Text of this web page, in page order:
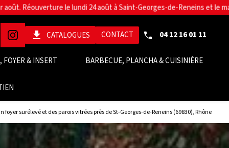
get_app CATALOGUES CONTACT 04 12 16 01 11
FOYER & INSERT BARBECUE, PLANCHA & CUISINIÈRE
surélevé et des parois vitrées près de St-Georges-de-Reneins (69830), Rhône